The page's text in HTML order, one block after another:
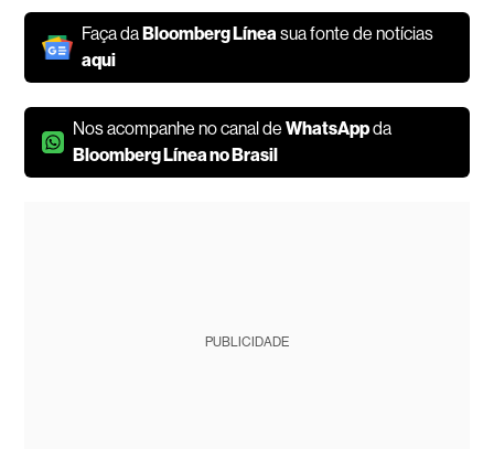
Faça daBloomberg Líneasua fonte de notícias
aqui
Nos acompanhe no canal deWhatsAppda
Bloomberg Línea no Brasil
PUBLICIDADE